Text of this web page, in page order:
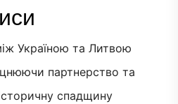
Україною та Литвою
партнерство та
спадщину